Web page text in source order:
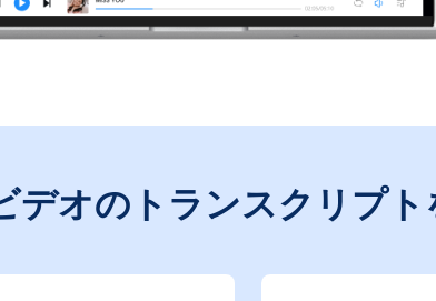
デオのトランスクリプ